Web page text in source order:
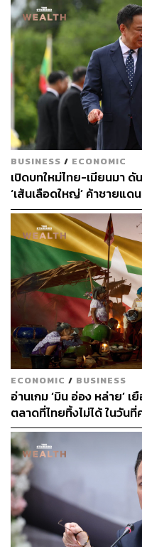
BUSINESS / ECONOMIC
เปิดบทใหม่ไทย-เมียนมา ดั
‘เส้นเลือดใหญ่’ ค้าชายแด
ECONOMIC / BUSINESS
อ่านเกม ‘มิน อ่อง หล่าย’ เ
ตลาดที่ไทยทิ้งไม่ได้ ในวัน